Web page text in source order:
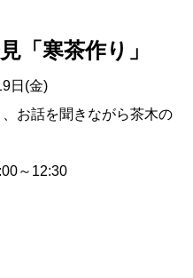
「寒茶作り」
日(金)
お話を聞きながら茶木の
～12:30